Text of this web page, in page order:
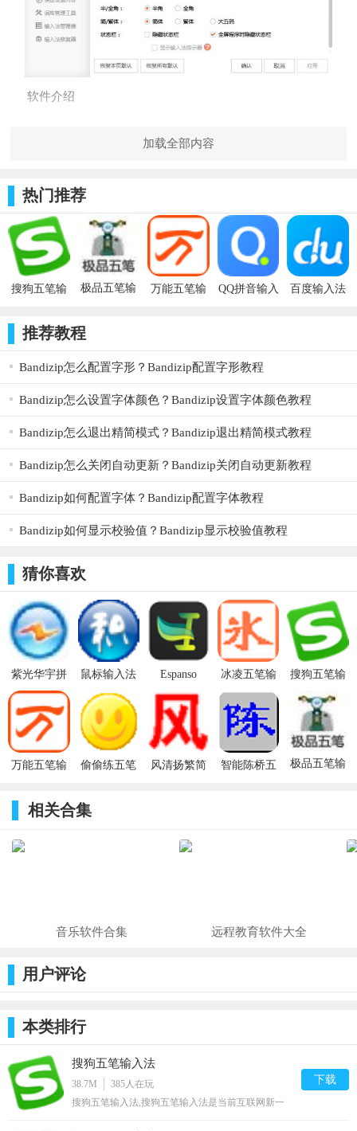
软件介绍
件，摒弃累赘功能，低耗电脑内存，回归输入这一最纯粹的需
归，全面夏盖wn10.不仅输入更加精准流畅，还同时加入了DY五
笔词库功能，享受自己独创的词库，给您全新又稳定的输入体
验！其中，为了让新老用户有更好的体验效果，在万能五笔原有
的功能上，我们对一些功能做出了进一步的改进。值得一提的
是，在拼音长句拆分策略方面，拼音长句连打的准确性相较之前
50%。同时优化了光标跟随问题和底层结构，拼音字、词、短语
输入较之前提升了40%，五笔输入的流畅度提升了30%，相较原
先都有很大的进步。而目对于第三方授权出现的部分问题，万能
五笔也做出了很大的技术改进，让您在第二方登录时完全无忧。
同时自带10万的大词库版，还提供用户DIY组合输入法码表
功能，每种输入法窗口都可个性化换肤。同时增加所有GBK疑难
字的输入，可输出“鎔”、“嘅”、“堃”等不常用的汉字，避免了传
统五笔对于“镕”、“瞭（望）”、“啰
（嗦）”、“芃”、“冇”“嘢”“囍”等汉字不能输入的尴尬。
使用方法
横竖撇捺折
连。
识别码: 左右结构一(ghtyn)，上下结构二(fjrub)，杂合结
加载全部内容
热门推荐
搜狗五笔输
极品五笔输
万能五笔输
QQ拼音输入
百度输入法
推荐教程
Bandizip怎么配置字形？Bandizip配置字形教程
Bandizip怎么设置字体颜色？Bandizip设置字体颜色教程
Bandizip怎么退出精简模式？Bandizip退出精简模式教程
Bandizip怎么关闭自动更新？Bandizip关闭自动更新教程
Bandizip如何配置字体？Bandizip配置字体教程
Bandizip如何显示校验值？Bandizip显示校验值教程
猜你喜欢
紫光华宇拼
音输入法
鼠标输入法
Espanso
版
冰凌五笔输
入法86版
v10.9.29.220301
标准版
搜狗五笔输
万能五笔输
官方版
偷偷练五笔
风清扬繁简
智能陈桥五
极品五笔输
相关合集
音乐软件合集 远程教育软件大全
用户评论
本类排行
搜狗五笔输入法
38.7M 385 人在玩
搜狗五笔输入法,搜狗五笔输入法是当前互联网新一
下载